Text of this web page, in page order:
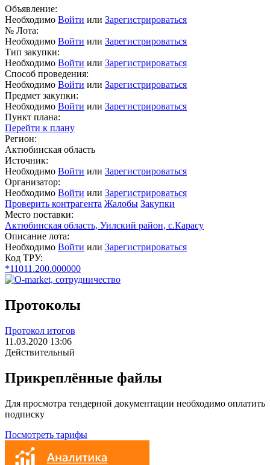
Объявление:
Необходимо Войти или Зарегистрироваться
№ Лота:
Необходимо Войти или Зарегистрироваться
Тип закупки:
Необходимо Войти или Зарегистрироваться
Способ проведения:
Необходимо Войти или Зарегистрироваться
Предмет закупки:
Необходимо Войти или Зарегистрироваться
Пункт плана:
Перейти к плану
Регион:
Актюбинская область
Источник:
Необходимо Войти или Зарегистрироваться
Организатор:
Необходимо Войти или Зарегистрироваться
Проверить контрагента Жалобы Закупки
Место поставки:
Актюбинская область, Уилский район, с.Карасу
Описание лота:
Необходимо Войти или Зарегистрироваться
Код ТРУ:
*11011.200.000000
Протоколы
Протокол итогов
11.03.2020 13:06
Действительный
Прикреплённые файлы
Для просмотра тендерной документации необходимо оплатить
подписку
Посмотреть тарифы